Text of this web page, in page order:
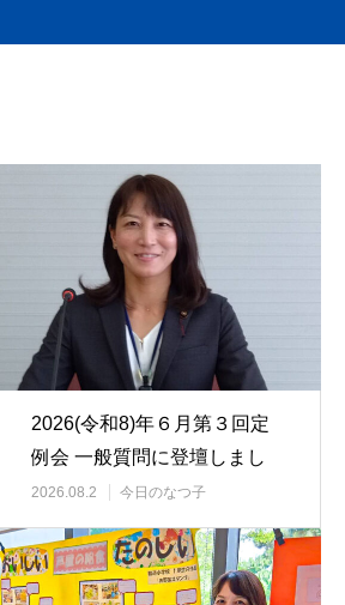
2026(令和8)年６月第３回定
例会 一般質問に登壇しまし
た
2026.08.2 今日のなつ子